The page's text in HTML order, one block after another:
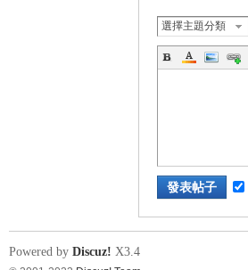
選擇主題分類
發表帖子
Powered by Discuz! X3.4